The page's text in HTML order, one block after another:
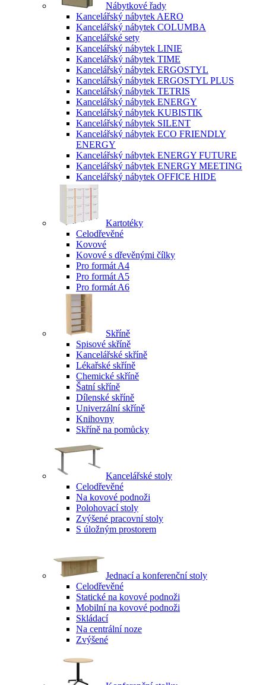
Nábytkové řady
Kancelářský nábytek AERO
Kancelářský nábytek COLUMBA
Kancelářské sety
Kancelářský nábytek LINIE
Kancelářský nábytek TIME
Kancelářský nábytek ERGOSTYL
Kancelářský nábytek ERGOSTYL PLUS
Kancelářský nábytek TETRIS
Kancelářský nábytek ENERGY
Kancelářský nábytek KUBISTIK
Kancelářský nábytek SILENT
Kancelářský nábytek ECO FRIENDLY
ENERGY
Kancelářský nábytek ENERGY FUTURE
Kancelářský nábytek ENERGY MEETING
Kancelářský nábytek OFFICE HIDE
Kartotéky
Celodřevěné
Kovové
Kovové s dřevěnými čílky
Pro formát A4
Pro formát A5
Pro formát A6
Skříně
Spisové skříně
Kancelářské skříně
Lékařské skříně
Chemické skříně
Šatní skříně
Dílenské skříně
Univerzální skříně
Knihovny
Skříně na pomůcky
Kancelářské stoly
Celodřevěné
Na kovové podnoži
Polohovací stoly
Zvýšené pracovní stoly
S úložným prostorem
Jednací a konferenční stoly
Celodřevěné
Statické na kovové podnoži
Mobilní na kovové podnoži
Skládací
Na centrální noze
Zvýšené